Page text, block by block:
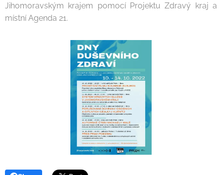
Jihomoravským krajem pomocí Projektu Zdravý kraj a
místní Agenda 21.